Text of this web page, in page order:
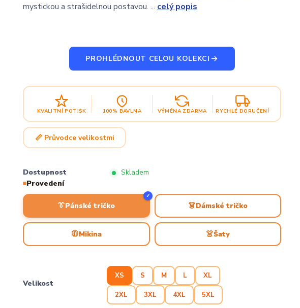
mystickou a strašidelnou postavou. ... celý popis
PROHLÉDNOUT CELOU KOLEKCI
KVALITNÍ POTISK 100% BAVLNA VÝMĚNA ZDARMA RYCHLÉ DORUČENÍ
📏 Průvodce velikostmi
Dostupnost
Skladem
Provedení
👔Pánské tričko
✓
👗Dámské tričko
🧥Mikina 👗Šaty
Velikost
XS S M L XL
2XL 3XL 4XL 5XL